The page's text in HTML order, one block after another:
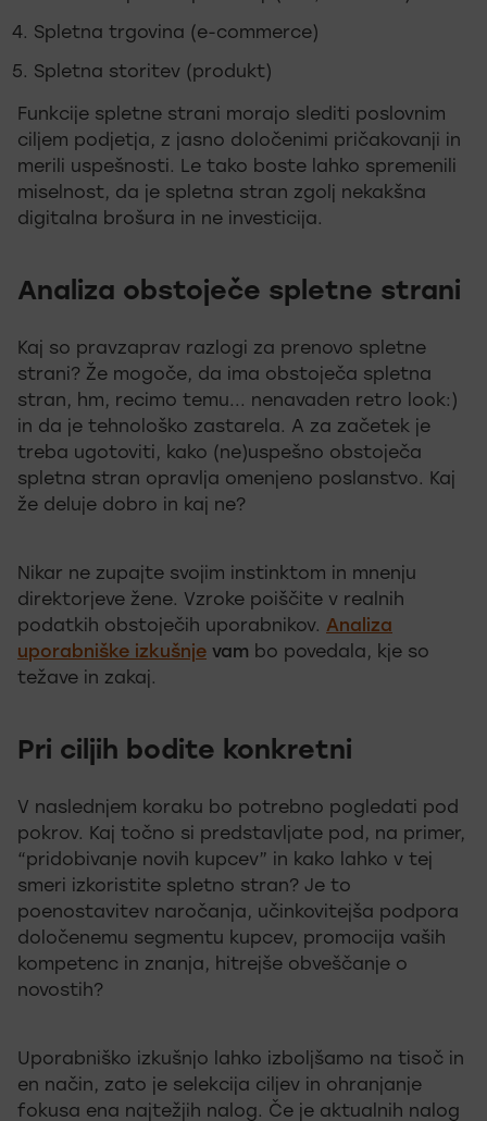
Spletna trgovina (e-commerce)
Spletna storitev (produkt)
Funkcije spletne strani morajo slediti poslovnim
ciljem podjetja, z jasno določenimi pričakovanji in
merili uspešnosti. Le tako boste lahko spremenili
miselnost, da je spletna stran zgolj nekakšna
digitalna brošura in ne investicija.
Analiza obstoječe spletne strani
Kaj so pravzaprav razlogi za prenovo spletne
strani? Že mogoče, da ima obstoječa spletna
stran, hm, recimo temu... nenavaden retro look:)
in da je tehnološko zastarela. A za začetek je
treba ugotoviti, kako (ne)uspešno obstoječa
spletna stran opravlja omenjeno poslanstvo. Kaj
že deluje dobro in kaj ne?
Nikar ne zupajte svojim instinktom in mnenju
direktorjeve žene. Vzroke poiščite v realnih
podatkih obstoječih uporabnikov. Analiza
uporabniške izkušnje vam bo povedala, kje so
težave in zakaj.
Pri ciljih bodite konkretni
V naslednjem koraku bo potrebno pogledati pod
pokrov. Kaj točno si predstavljate pod, na primer,
“pridobivanje novih kupcev” in kako lahko v tej
smeri izkoristite spletno stran? Je to
poenostavitev naročanja, učinkovitejša podpora
določenemu segmentu kupcev, promocija vaših
kompetenc in znanja, hitrejše obveščanje o
novostih?
Uporabniško izkušnjo lahko izboljšamo na tisoč in
en način, zato je selekcija ciljev in ohranjanje
fokusa ena najtežjih nalog. Če je aktualnih nalog